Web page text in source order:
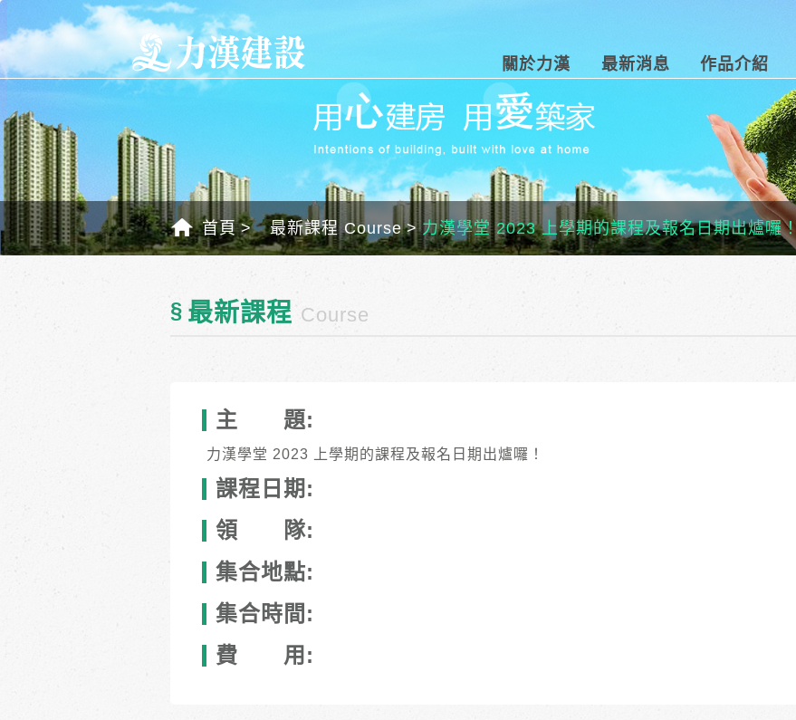
關於力漢 最新消息 作品介紹
首頁 最新課程 Course 力漢學堂 2023 上學期的課程及報名日期出爐囉！
§ 最新課程 Course
主 題:
力漢學堂 2023 上學期的課程及報名日期出爐囉！
課程日期:
領 隊:
集合地點:
集合時間:
費 用: